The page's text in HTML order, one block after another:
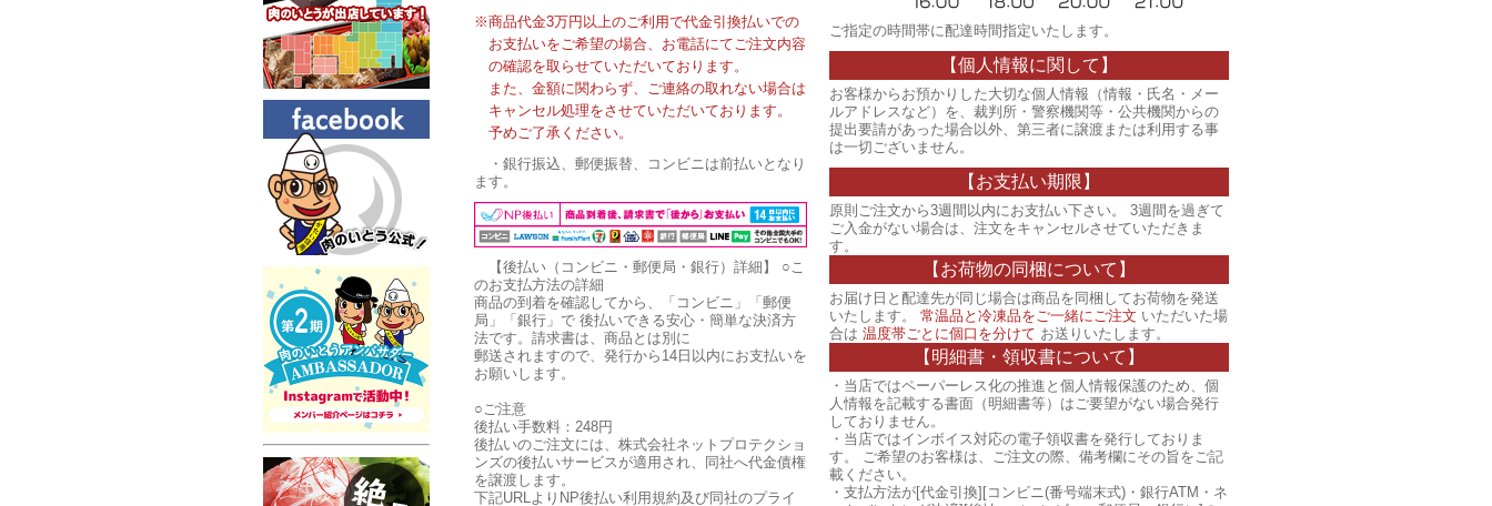
※商品代金3万円以上のご利用で代金引換払いでの
お支払いをご希望の場合、お電話にてご注文内容
の確認を取らせていただいております。
また、金額に関わらず、ご連絡の取れない場合は
キャンセル処理をさせていただいております。
予めご了承ください。
・銀行振込、郵便振替、コンビニは前払いとなり
ます。
【後払い（コンビニ・郵便局・銀行）詳細】
○こ
のお支払方法の詳細
商品の到着を確認してから、「コンビニ」「郵便
局」「銀行」で 後払いできる安心・簡単な決済方
法です。請求書は、商品とは別に
郵送されますので、発行から14日以内にお支払いを
お願いします。
○ご注意
後払い手数料：248円
後払いのご注文には、株式会社ネットプロテクショ
ンズの後払いサービスが適用され、同社へ代金債権
を譲渡します。
下記URLよりNP後払い利用規約及び同社のプライ
ご指定の時間帯に配達時間指定いたします。
【個人情報に関して】
お客様からお預かりした大切な個人情報（情報・氏名・メー
ルアドレスなど）を、裁判所・警察機関等・公共機関からの
提出要請があった場合以外、第三者に譲渡または利用する事
は一切ございません。
【お支払い期限】
原則ご注文から3週間以内にお支払い下さい。 3週間を過ぎて
ご入金がない場合は、注文をキャンセルさせていただきま
す。
【お荷物の同梱について】
お届け日と配達先が同じ場合は商品を同梱してお荷物を発送
いたします。 常温品と冷凍品をご一緒にご注文 いただいた場
合は 温度帯ごとに個口を分けて お送りいたします。
【明細書・領収書について】
・当店ではペーパーレス化の推進と個人情報保護のため、個
人情報を記載する書面（明細書等）はご要望がない場合発行
しておりません。
・当店ではインボイス対応の電子領収書を発行しておりま
す。 ご希望のお客様は、ご注文の際、備考欄にその旨をご記
載ください。
・支払方法が[代金引換][コンビニ(番号端末式)・銀行ATM・ネ